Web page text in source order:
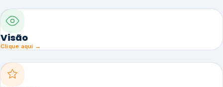
Visão
Clique aqui →